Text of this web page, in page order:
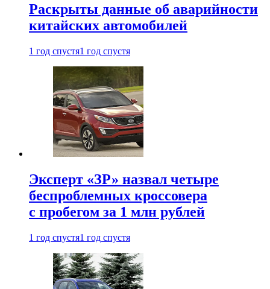
Раскрыты данные об аварийности
китайских автомобилей
1 год спустя1 год спустя
Эксперт «ЗР» назвал четыре
беспроблемных кроссовера
с пробегом за 1 млн рублей
1 год спустя1 год спустя